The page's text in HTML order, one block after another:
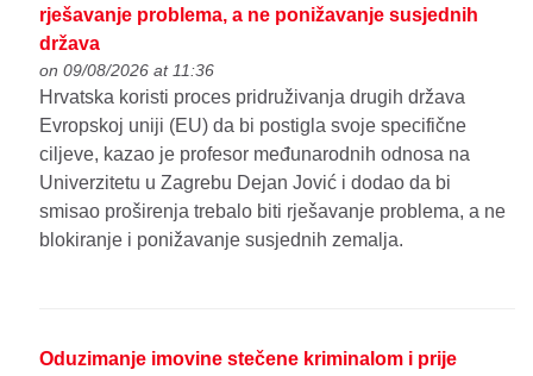
rješavanje problema, a ne ponižavanje susjednih
država
on 09/08/2026 at 11:36
Hrvatska koristi proces pridruživanja drugih država
Evropskoj uniji (EU) da bi postigla svoje specifične
ciljeve, kazao je profesor međunarodnih odnosa na
Univerzitetu u Zagrebu Dejan Jović i dodao da bi
smisao proširenja trebalo biti rješavanje problema, a ne
blokiranje i ponižavanje susjednih zemalja.
Oduzimanje imovine stečene kriminalom i prije